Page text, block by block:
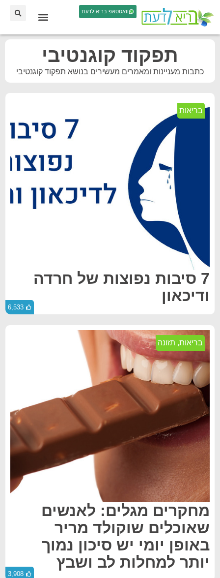
וואטסאפ בריא לדעת
תפקוד קוגנטיבי
כתבות מעניינות ומאמרים מעשירים בנושא תפקוד קוגנטיבי
בריאות
7 סיבות נפוצות של חרדה
ודיכאון
6,533
בריאות, תזונה
מחקרים מגלים: לאנשים
שאוכלים שוקולד מריר
באופן יומי יש סיכון נמוך
יותר למחלות לב ושבץ
3,908